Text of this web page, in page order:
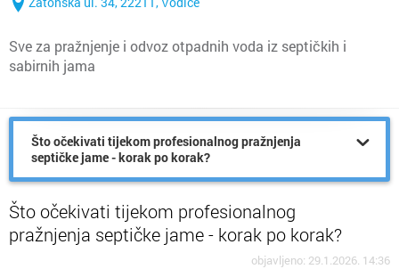
Sve za pražnjenje i odvoz otpadnih voda iz septičkih i
sabirnih jama
Što očekivati tijekom profesionalnog pražnjenja
septičke jame - korak po korak?
Što očekivati tijekom profesionalnog
pražnjenja septičke jame - korak po korak?
objavljeno: 29.1.2026. 14:36